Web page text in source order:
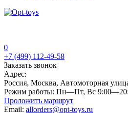
0
+7 (499) 112-49-58
Заказать звонок
Адрес:
Россия, Москва, Автомоторная
Режим работы: Пн—Пт, Вс
Проложить маршрут
Email: allorders@opt-toys.ru